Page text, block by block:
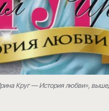
Круг — История любви»,